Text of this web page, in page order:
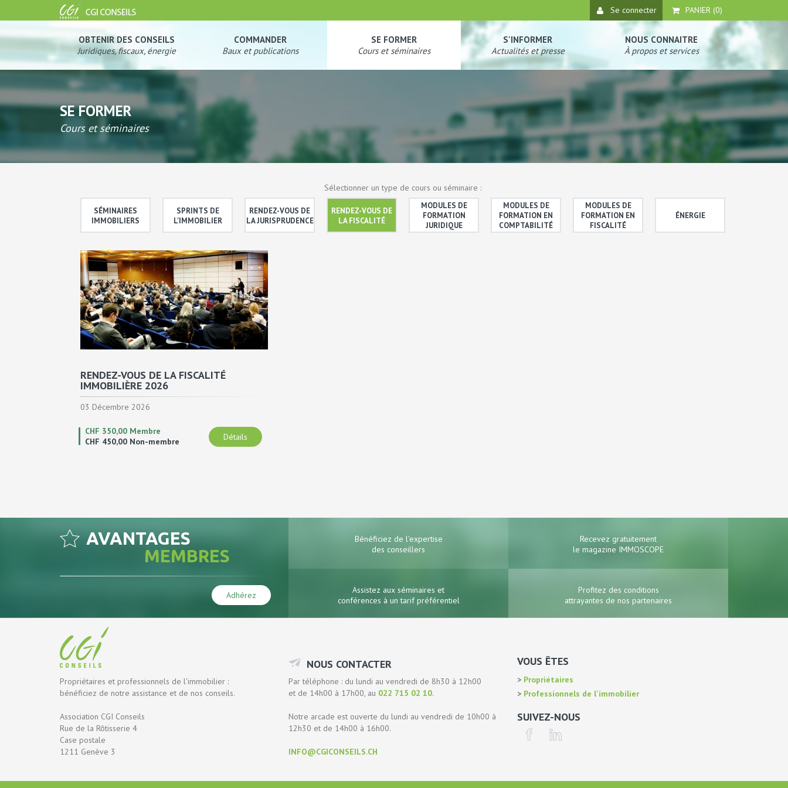
Se connecter PANIER (0)
OBTENIR DES CONSEILS
Juridiques, fiscaux, énergie
COMMANDER
Baux et publications
SE FORMER
Cours et séminaires
S'INFORMER
Actualités et presse
NOUS CONNAITRE
À propos et services
SE FORMER
Cours et séminaires
Sélectionner un type de cours ou séminaire :
SÉMINAIRES
IMMOBILIERS
SPRINTS DE
L'IMMOBILIER
RENDEZ-VOUS DE
LA JURISPRUDENCE
RENDEZ-VOUS DE
LA FISCALITÉ
MODULES DE
FORMATION
JURIDIQUE
MODULES DE
FORMATION EN
COMPTABILITÉ
MODULES DE
FORMATION EN
FISCALITÉ
ÉNERGIE
RENDEZ-VOUS DE LA FISCALITÉ
IMMOBILIÈRE 2026
03 Décembre 2026
CHF 350,00 Membre
CHF 450,00 Non-membre
Détails
AVANTAGES
MEMBRES
Adhérez
Bénéficiez de l'expertise
des conseillers
Recevez gratuitement
le magazine IMMOSCOPE
Assistez aux séminaires et
conférences à un tarif préférentiel
Profitez des conditions
attrayantes de nos partenaires
Propriétaires et professionnels de l'immobilier :
bénéficiez de notre assistance et de nos conseils.
Association CGI Conseils
Rue de la Rôtisserie 4
Case postale
1211 Genève 3
NOUS CONTACTER
Par téléphone : du lundi au vendredi de 8h30 à 12h00
et de 14h00 à 17h00, au 022 715 02 10.
Notre arcade est ouverte du lundi au vendredi de 10h00 à
12h30 et de 14h00 à 16h00.
INFO@CGICONSEILS.CH
VOUS ÊTES
Propriétaires
Professionnels de l'immobilier
SUIVEZ-NOUS